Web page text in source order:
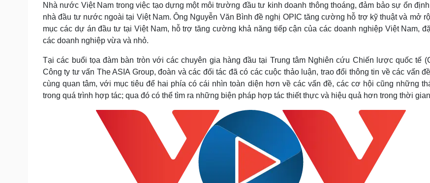
Nhà nước Việt Nam trong việc tạo dựng một môi trường đầu tư kinh doanh thông thoáng, đảm bảo sự ổn
nhà đầu tư nước ngoài tại Việt Nam. Ông Nguyễn Văn Bình đề nghị OPIC tăng cường hỗ trợ kỹ thuật và mở
mục các dự án đầu tư tại Việt Nam, hỗ trợ tăng cường khả năng tiếp cận của các doanh nghiệp Việt Nam,
các doanh nghiệp vừa và nhỏ.
Tại các buổi tọa đàm bàn tròn với các chuyên gia hàng đầu tại Trung tâm Nghiên cứu Chiến lược quốc tế
Công ty tư vấn The ASIA Group, đoàn và các đối tác đã có các cuộc thảo luận, trao đổi thông tin về các vấn
cùng quan tâm, với mục tiêu để hai phía có cái nhìn toàn diện hơn về các vấn đề, các cơ hội cũng những
trong quá trình hợp tác; qua đó có thể tìm ra những biện pháp hợp tác thiết thực và hiệu quả hơn trong thời